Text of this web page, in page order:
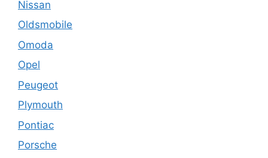
Nissan
Oldsmobile
Omoda
Opel
Peugeot
Plymouth
Pontiac
Porsche